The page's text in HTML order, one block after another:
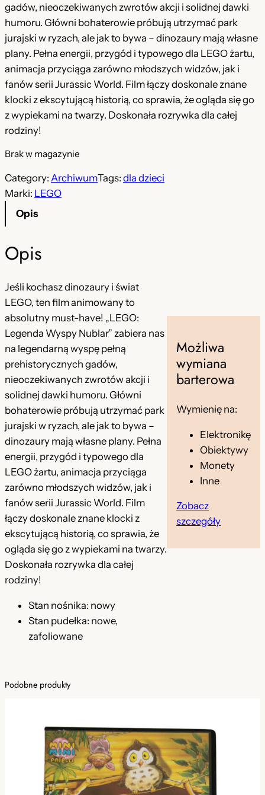
gadów, nieoczekiwanych zwrotów akcji i solidnej dawki
humoru. Główni bohaterowie próbują utrzymać park
jurajski w ryzach, ale jak to bywa – dinozaury mają własne
plany. Pełna energii, przygód i typowego dla LEGO żartu,
animacja przyciąga zarówno młodszych widzów, jak i
fanów serii Jurassic World. Film łączy doskonale znane
klocki z ekscytującą historią, co sprawia, że ogląda się go
z wypiekami na twarzy. Doskonała rozrywka dla całej
rodziny!
Brak w magazynie
Category: ArchiwumTags: dla dzieci
Marki: LEGO
Opis
Opis
Jeśli kochasz dinozaury i świat
LEGO, ten film animowany to
absolutny must-have! „LEGO:
Legenda Wyspy Nublar” zabiera nas
na legendarną wyspę pełną
prehistorycznych gadów,
nieoczekiwanych zwrotów akcji i
solidnej dawki humoru. Główni
bohaterowie próbują utrzymać park
jurajski w ryzach, ale jak to bywa –
dinozaury mają własne plany. Pełna
energii, przygód i typowego dla
LEGO żartu, animacja przyciąga
zarówno młodszych widzów, jak i
fanów serii Jurassic World. Film
łączy doskonale znane klocki z
ekscytującą historią, co sprawia, że
ogląda się go z wypiekami na twarzy.
Doskonała rozrywka dla całej
rodziny!
Stan nośnika: nowy
Stan pudełka: nowe,
zafoliowane
Możliwa
wymiana
barterowa
Wymienię na:
Elektronikę
Obiektywy
Monety
Inne
Zobacz
szczegóły
Podobne produkty